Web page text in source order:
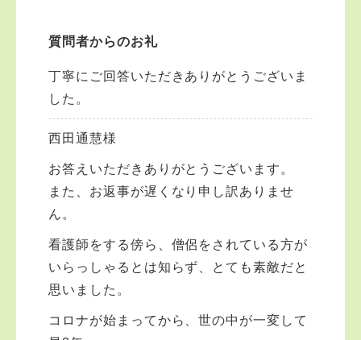
質問者からのお礼
丁寧にご回答いただきありがとうございま
した。
西田通慧様
お答えいただきありがとうございます。
また、お返事が遅くなり申し訳ありませ
ん。
看護師をする傍ら、僧侶をされている方が
いらっしゃるとは知らず、とても素敵だと
思いました。
コロナが始まってから、世の中が一変して